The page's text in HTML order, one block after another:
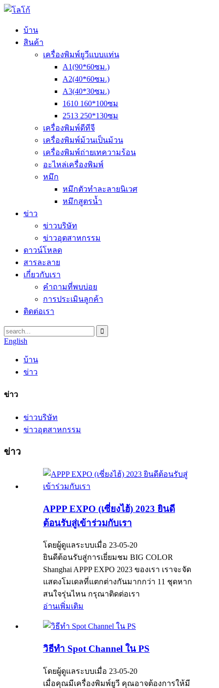
บ้าน
สินค้า
เครื่องพิมพ์ยูวีแบบแท่น
A1(90*60ซม.)
A2(40*60ซม.)
A3(40*30ซม.)
1610 160*100ซม
2513 250*130ซม
เครื่องพิมพ์ดีทีจี
เครื่องพิมพ์ม้วนเป็นม้วน
เครื่องพิมพ์ถ่ายเทความร้อน
อะไหล่เครื่องพิมพ์
หมึก
หมึกตัวทำละลายนิเวศ
หมึกสูตรน้ำ
ข่าว
ข่าวบริษัท
ข่าวอุตสาหกรรม
ดาวน์โหลด
สารละลาย
เกี่ยวกับเรา
คำถามที่พบบ่อย
การประเมินลูกค้า
ติดต่อเรา
English
บ้าน
ข่าว
ข่าว
ข่าวบริษัท
ข่าวอุตสาหกรรม
ข่าว
APPP EXPO (เซี่ยงไฮ้) 2023 ยินดี
ต้อนรับสู่เข้าร่วมกับเรา
โดยผู้ดูแลระบบเมื่อ 23-05-20
ยินดีต้อนรับสู่การเยี่ยมชม BIG COLOR
Shanghai APPP EXPO 2023 ของเรา เราจะจัด
แสดงโมเดลที่แตกต่างกันมากกว่า 11 ชุดหาก
สนใจรุ่นไหน กรุณาติดต่อเรา
อ่านเพิ่มเติม
วิธีทำ Spot Channel ใน PS
โดยผู้ดูแลระบบเมื่อ 23-05-20
เมื่อคุณมีเครื่องพิมพ์ยูวี คุณอาจต้องการให้มี